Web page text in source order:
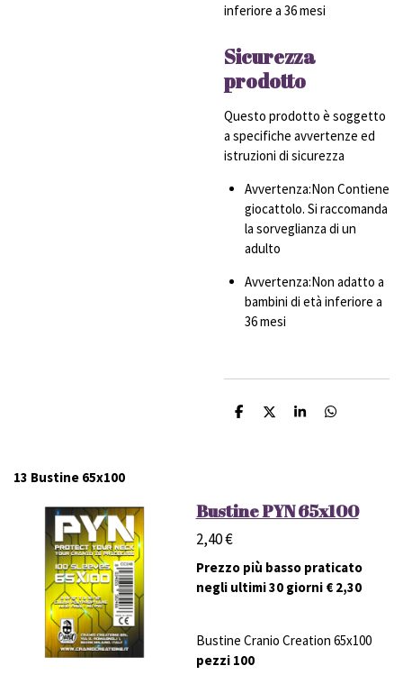
inferiore a 36 mesi
Sicurezza
prodotto
Questo prodotto è soggetto
a specifiche avvertenze ed
istruzioni di sicurezza
Avvertenza:Non Contiene
giocattolo. Si raccomanda
la sorveglianza di un
adulto
Avvertenza:Non adatto a
bambini di età inferiore a
36 mesi
C
d
C
d
C
d
C
d
13 Bustine 65x100
Bustine PYN 65x100
2,40 €
Prezzo più basso praticato
negli ultimi 30 giorni € 2,30
Bustine Cranio Creation 65x100
pezzi 100